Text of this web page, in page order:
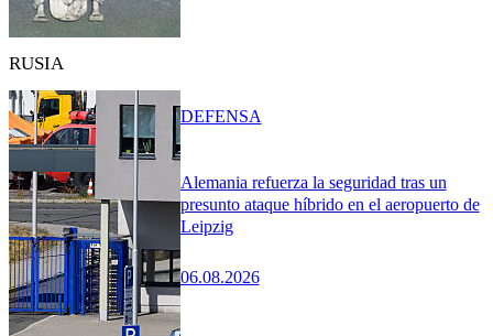
RUSIA
Alemania refuerza la seguridad tras un
presunto ataque híbrido en el aeropuerto de
Leipzig
06.08.2026
DEFENSA